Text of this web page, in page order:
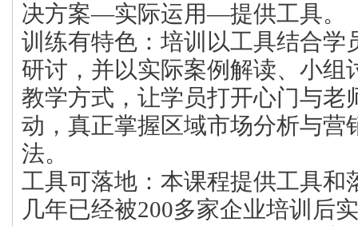
决方案—实际运用—提供工具。
训练有特色：培训以工具结合学
研讨，并以实际案例解读、小组
教学方式，让学员打开心门与老
动，真正掌握区域市场分析与营
法。
工具可落地：本课程提供工具和
几年已经被200多家企业培训后